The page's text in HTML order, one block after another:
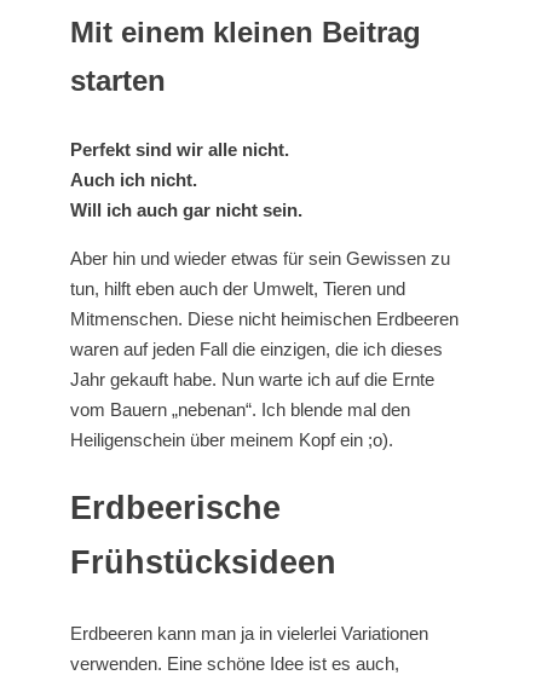
Mit einem kleinen Beitrag
starten
Perfekt sind wir alle nicht.
Auch ich nicht.
Will ich auch gar nicht sein.
Aber hin und wieder etwas für sein Gewissen zu
tun, hilft eben auch der Umwelt, Tieren und
Mitmenschen. Diese nicht heimischen Erdbeeren
waren auf jeden Fall die einzigen, die ich dieses
Jahr gekauft habe. Nun warte ich auf die Ernte
vom Bauern „nebenan“. Ich blende mal den
Heiligenschein über meinem Kopf ein ;o).
Erdbeerische
Frühstücksideen
Erdbeeren kann man ja in vielerlei Variationen
verwenden. Eine schöne Idee ist es auch,